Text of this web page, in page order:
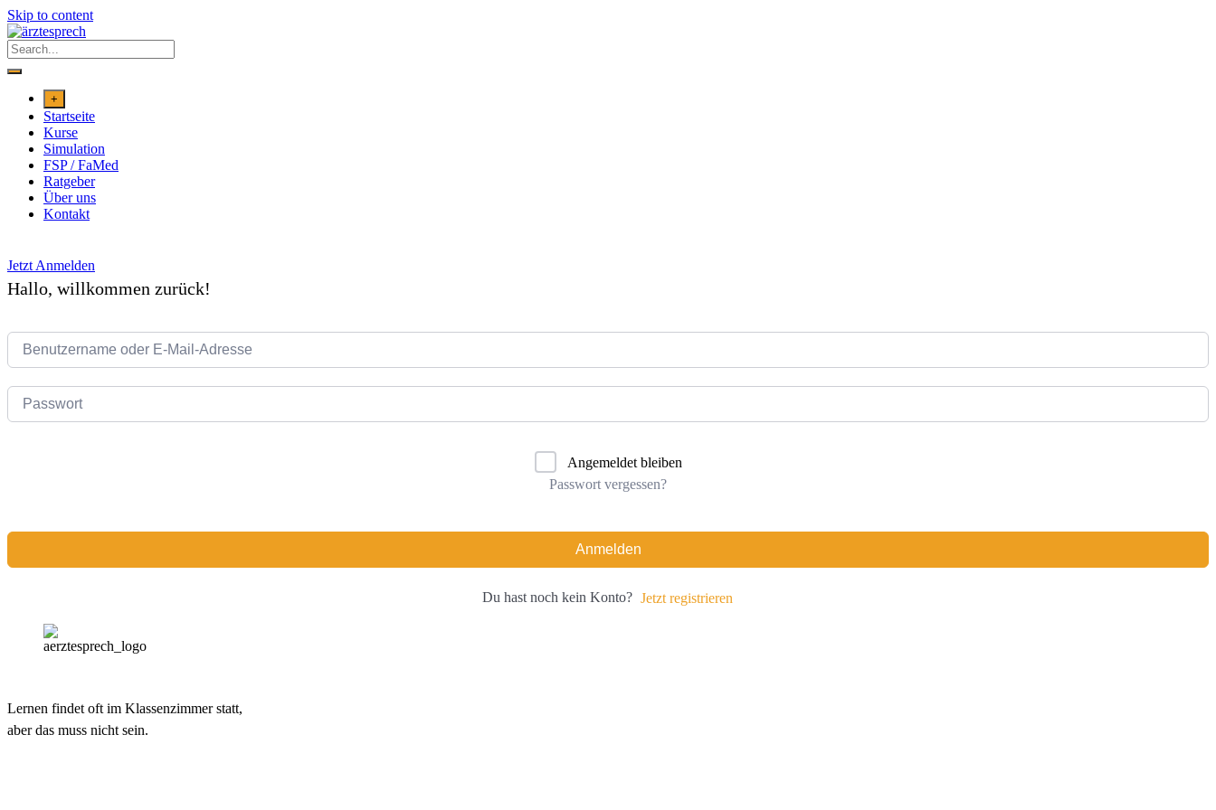
Skip to content
+
Startseite
Kurse
Simulation
FSP / FaMed
Ratgeber
Über uns
Kontakt
Jetzt Anmelden
Hallo, willkommen zurück!
Angemeldet bleiben
Passwort vergessen?
Anmelden
Du hast noch kein Konto? Jetzt registrieren
Lernen findet oft im Klassenzimmer statt,
aber das muss nicht sein.